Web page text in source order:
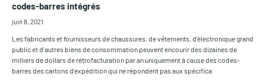
codes-barres intégrés
juin 8, 2021
Les fabricants et fournisseurs de chaussures, de vêtements, d'électronique grand
public et d'autres biens de consommation peuvent encourir des dizaines de
milliers de dollars de rétrofacturation par an uniquement à cause des codes-
barres des cartons d'expédition qui ne répondent pas aux spécifica